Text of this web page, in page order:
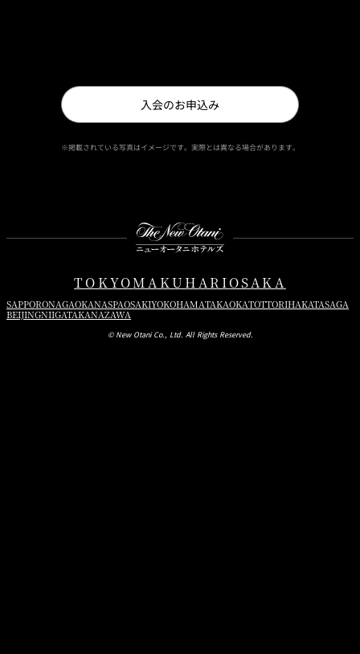
入会のお申込み
※掲載されている写真はイメージです。実際とは異なる場合があります。
TOKYOMAKUHARIOSAKA
SAPPORONAGAOKANASPAOSAKIYOKOHAMATAKAOKATOTTORIHAKATASAGA
BEIJINGNIIGATAKANAZAWA
© New Otani Co., Ltd. All Rights Reserved.